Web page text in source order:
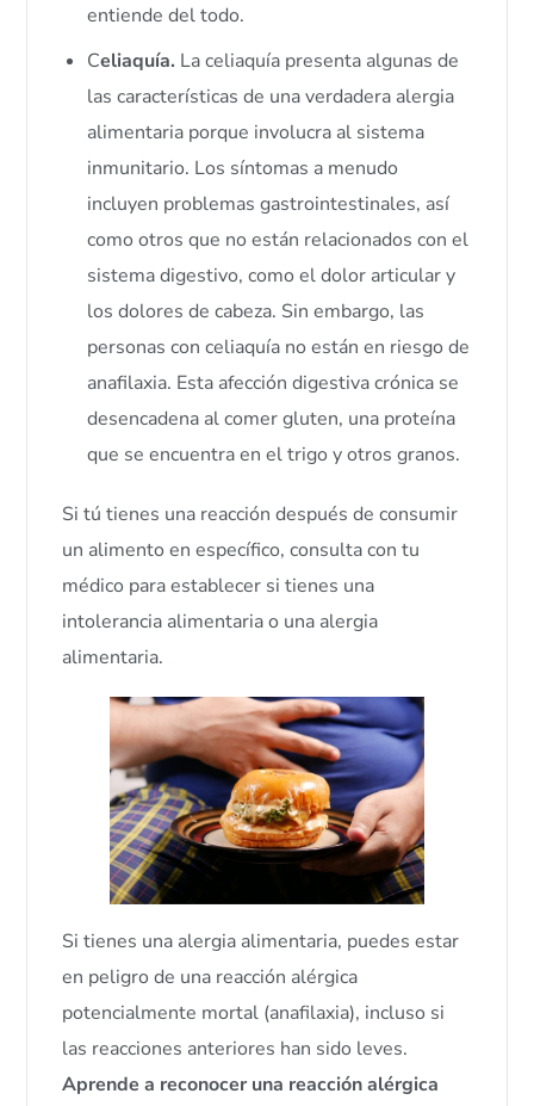
entiende del todo.
Celiaquía. La celiaquía presenta algunas de
las características de una verdadera alergia
alimentaria porque involucra al sistema
inmunitario. Los síntomas a menudo
incluyen problemas gastrointestinales, así
como otros que no están relacionados con el
sistema digestivo, como el dolor articular y
los dolores de cabeza. Sin embargo, las
personas con celiaquía no están en riesgo de
anafilaxia. Esta afección digestiva crónica se
desencadena al comer gluten, una proteína
que se encuentra en el trigo y otros granos.
Si tú tienes una reacción después de consumir
un alimento en específico, consulta con tu
médico para establecer si tienes una
intolerancia alimentaria o una alergia
alimentaria.
Si tienes una alergia alimentaria, puedes estar
en peligro de una reacción alérgica
potencialmente mortal (anafilaxia), incluso si
las reacciones anteriores han sido leves.
Aprende a reconocer una reacción alérgica